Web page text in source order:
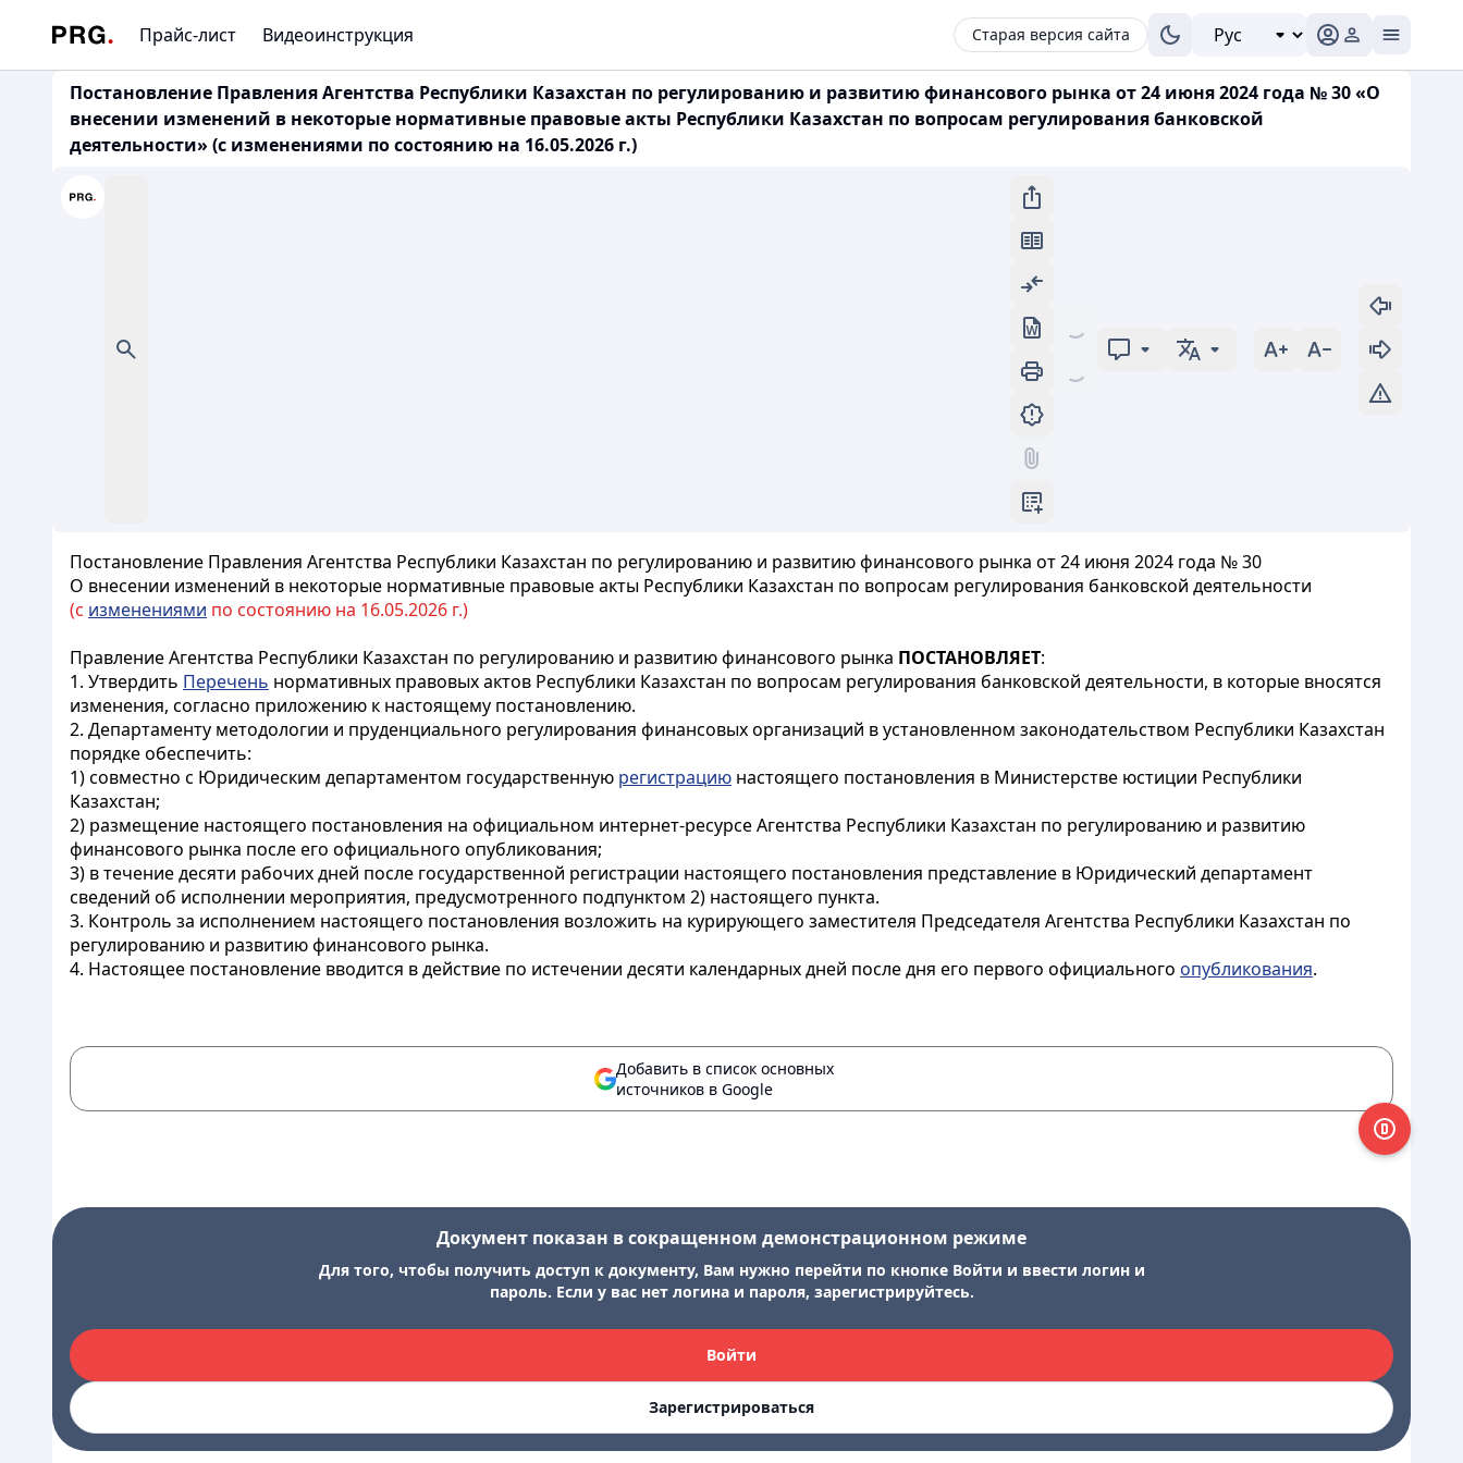
Прайс-лист Видеоинструкция Старая версия сайта
Постановление Правления Агентства Республики Казахстан по регулированию и развитию финансового рынка от 24 июня 2024 года № 30 «О
внесении изменений в некоторые нормативные правовые акты Республики Казахстан по вопросам регулирования банковской
деятельности» (с изменениями по состоянию на 16.05.2026 г.)
Постановление Правления Агентства Республики Казахстан по регулированию и развитию финансового рынка от 24 июня 2024 года № 30
О внесении изменений в некоторые нормативные правовые акты Республики Казахстан по вопросам регулирования банковской деятельности
(с изменениями по состоянию на 16.05.2026 г.)
Правление Агентства Республики Казахстан по регулированию и развитию финансового рынка ПОСТАНОВЛЯЕТ:
1. Утвердить Перечень нормативных правовых актов Республики Казахстан по вопросам регулирования банковской деятельности, в которые вносятся
изменения, согласно приложению к настоящему постановлению.
2. Департаменту методологии и пруденциального регулирования финансовых организаций в установленном законодательством Республики Казахстан
порядке обеспечить:
1) совместно с Юридическим департаментом государственную регистрацию настоящего постановления в Министерстве юстиции Республики
Казахстан;
2) размещение настоящего постановления на официальном интернет-ресурсе Агентства Республики Казахстан по регулированию и развитию
финансового рынка после его официального опубликования;
3) в течение десяти рабочих дней после государственной регистрации настоящего постановления представление в Юридический департамент
сведений об исполнении мероприятия, предусмотренного подпунктом 2) настоящего пункта.
3. Контроль за исполнением настоящего постановления возложить на курирующего заместителя Председателя Агентства Республики Казахстан по
регулированию и развитию финансового рынка.
4. Настоящее постановление вводится в действие по истечении десяти календарных дней после дня его первого официального опубликования.
Добавить в список основных
источников в Google
Документ показан в сокращенном демонстрационном режиме
Для того, чтобы получить доступ к документу, Вам нужно перейти по кнопке Войти и ввести логин и
пароль. Если у вас нет логина и пароля, зарегистрируйтесь.
Войти
Зарегистрироваться